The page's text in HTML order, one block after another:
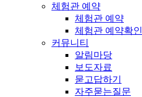
체험관 예약
체험관 예약
체험관 예약확인
커뮤니티
알림마당
보도자료
묻고답하기
자주묻는질문